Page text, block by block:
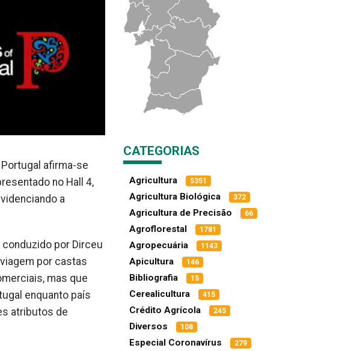
afirma-se
no Hall 4,
a
por Dirceu
por castas
mas que
enquanto país
atributos de
CATEGORIAS
Agricultura 5351
Agricultura Biológica 372
Agricultura de Precisão 66
Agroflorestal 1781
Agropecuária 1143
Apicultura 146
Bibliografia 15
Cerealicultura 415
Crédito Agrícola 245
Diversos 108
Especial Coronavírus 279